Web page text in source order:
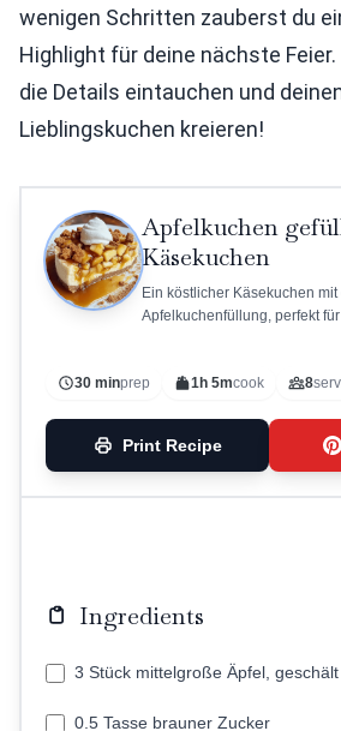
wenigen Schritten zauberst du
Highlight für deine nächste
die Details eintauchen und
Lieblingskuchen kreieren!
Apfelkuchen
Käsekuchen
Ein köstlicher Käsekuchen
Apfelkuchenfüllung, perfekt
30 minprep 1h 5mcook 8
Print Recipe
Ingredients
3 Stück mittelgroße Äpfel,
0.5 Tasse brauner Zucker